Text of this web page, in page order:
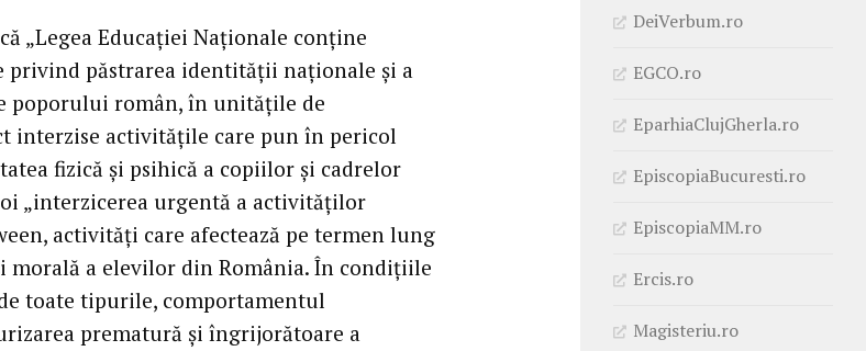
„Legea Educaţiei Naţionale conţine
privind păstrarea identităţii naţionale şi a
poporului român, în unităţile de
interzise activităţile care pun în pericol
fizică şi psihică a copiilor şi cadrelor
„interzicerea urgentă a activităţilor
activităţi care afectează pe termen lung
morală a elevilor din România. În condiţiile
toate tipurile, comportamentul
prematură şi îngrijorătoare a
DeiVerbum.ro
EGCO.ro
EparhiaClujGherla.ro
EpiscopiaBucuresti.ro
EpiscopiaMM.ro
Ercis.ro
Magisteriu.ro